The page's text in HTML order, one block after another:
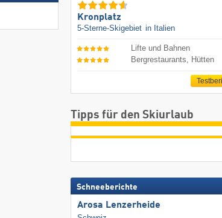
Kronplatz
5-Sterne-Skigebiet in Italien
Lifte und Bahnen
Bergrestaurants, Hütten
Tipps für den Skiurlaub
Schneeberichte
Arosa Lenzerheide